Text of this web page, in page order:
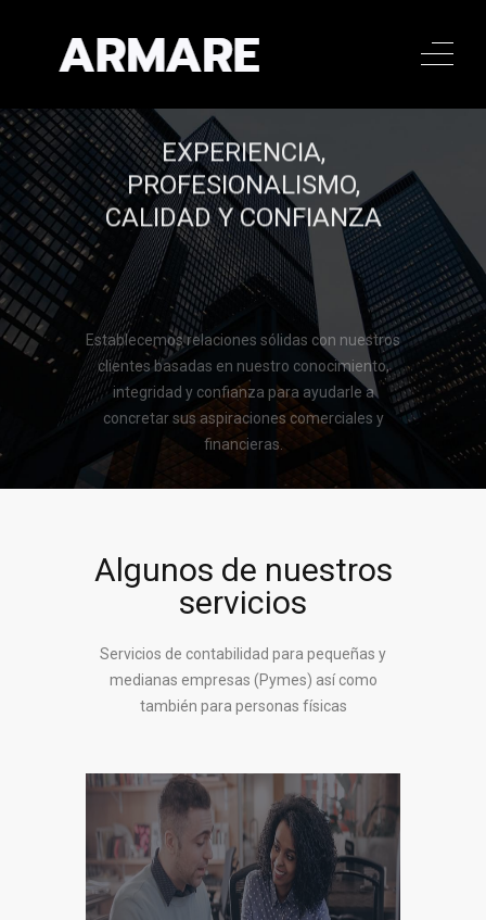
Llamar al 322 779 9188
CONTACTAR
EXPERIENCIA,
PROFESIONALISMO,
CALIDAD Y CONFIANZA
Establecemos relaciones sólidas con nuestros
clientes basadas en nuestro conocimiento,
integridad y confianza para ayudarle a
concretar sus aspiraciones comerciales y
financieras.
Llamar al 322 779 9188
CONTACTAR
Algunos de nuestros
servicios
Servicios de contabilidad para pequeñas y
medianas empresas (Pymes) así como
también para personas físicas